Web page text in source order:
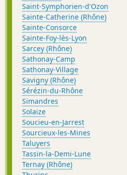
Saint-Symphorien-d'Ozon
Sainte-Catherine (Rhône)
Sainte-Consorce
Sainte-Foy-lès-Lyon
Sarcey (Rhône)
Sathonay-Camp
Sathonay-Village
Savigny (Rhône)
Sérézin-du-Rhône
Simandres
Solaize
Soucieu-en-Jarrest
Sourcieux-les-Mines
Taluyers
Tassin-la-Demi-Lune
Ternay (Rhône)